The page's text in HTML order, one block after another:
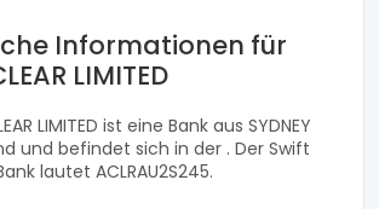
Informationen für
LIMITED
LIMITED ist eine Bank aus SYDNEY
und befindet sich in der . Der Swift
lautet ACLRAU2S245.